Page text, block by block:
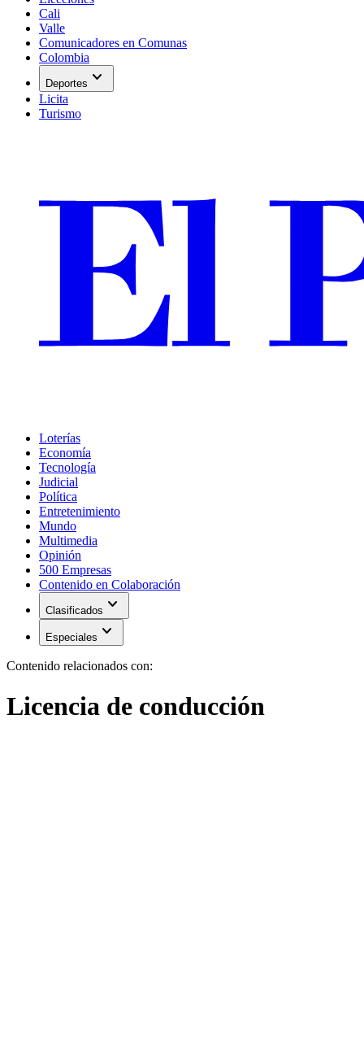
Cali
Valle
Comunicadores en Comunas
Colombia
Deportes expand_more
Licita
Turismo
Loterías
Economía
Tecnología
Judicial
Política
Entretenimiento
Mundo
Multimedia
Opinión
500 Empresas
Contenido en Colaboración
Clasificados expand_more
Especiales expand_more
Contenido relacionados con:
Licencia de conducción